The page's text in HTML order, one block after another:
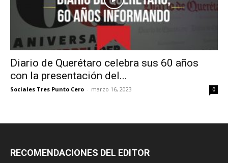
Diario de Querétaro celebra sus 60 años
con la presentación del...
Sociales Tres Punto Cero - marzo 16, 2023 0
RECOMENDACIONES DEL EDITOR